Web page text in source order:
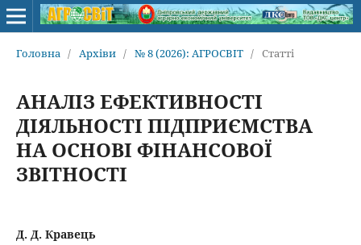
Головна / Архіви / № 8 (2026): АГРОСВІТ / Статті
АНАЛІЗ ЕФЕКТИВНОСТІ
ДІЯЛЬНОСТІ ПІДПРИЄМСТВА
НА ОСНОВІ ФІНАНСОВОЇ
ЗВІТНОСТІ
Д. Д. Кравець